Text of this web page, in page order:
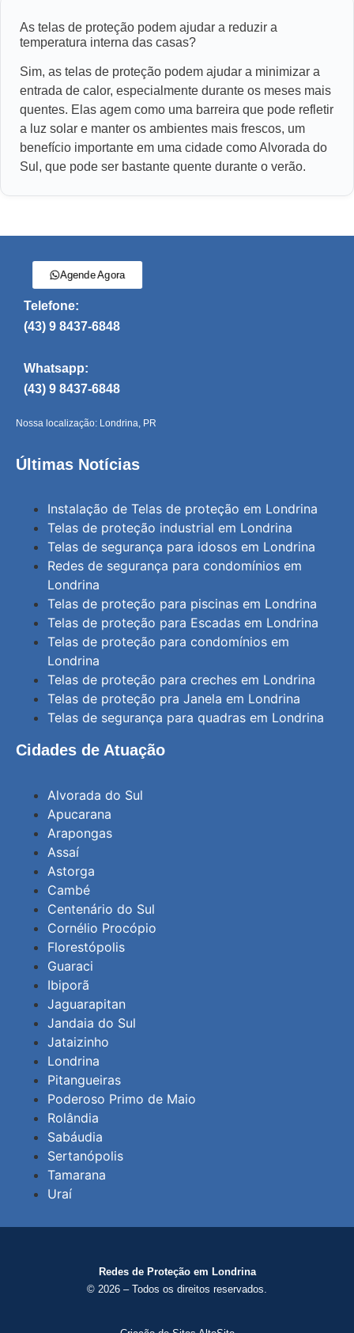
As telas de proteção podem ajudar a reduzir a
temperatura interna das casas?
Sim, as telas de proteção podem ajudar a minimizar a
entrada de calor, especialmente durante os meses mais
quentes. Elas agem como uma barreira que pode refletir
a luz solar e manter os ambientes mais frescos, um
benefício importante em uma cidade como Alvorada do
Sul, que pode ser bastante quente durante o verão.
Agende Agora
Telefone:
(43) 9 8437-6848
Whatsapp:
(43) 9 8437-6848
Nossa localização: Londrina, PR
Últimas Notícias
Instalação de Telas de proteção em Londrina
Telas de proteção industrial em Londrina
Telas de segurança para idosos em Londrina
Redes de segurança para condomínios em
Londrina
Telas de proteção para piscinas em Londrina
Telas de proteção para Escadas em Londrina
Telas de proteção para condomínios em
Londrina
Telas de proteção para creches em Londrina
Telas de proteção pra Janela em Londrina
Telas de segurança para quadras em Londrina
Cidades de Atuação
Alvorada do Sul
Apucarana
Arapongas
Assaí
Astorga
Cambé
Centenário do Sul
Cornélio Procópio
Florestópolis
Guaraci
Ibiporã
Jaguarapitan
Jandaia do Sul
Jataizinho
Londrina
Pitangueiras
Poderoso Primo de Maio
Rolândia
Sabáudia
Sertanópolis
Tamarana
Uraí
Redes de Proteção em Londrina
© 2026 – Todos os direitos reservados.